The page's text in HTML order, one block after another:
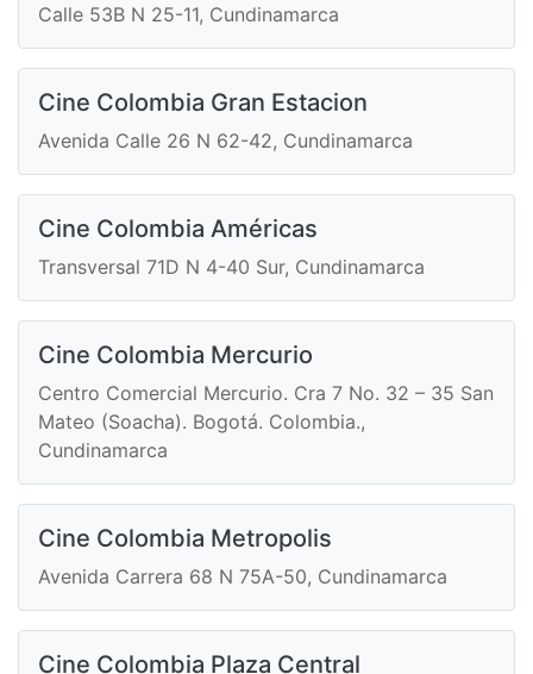
Calle 53B N 25-11, Cundinamarca
Cine Colombia Gran Estacion
Avenida Calle 26 N 62-42, Cundinamarca
Cine Colombia Américas
Transversal 71D N 4-40 Sur, Cundinamarca
Cine Colombia Mercurio
Centro Comercial Mercurio. Cra 7 No. 32 – 35 San
Mateo (Soacha). Bogotá. Colombia.,
Cundinamarca
Cine Colombia Metropolis
Avenida Carrera 68 N 75A-50, Cundinamarca
Cine Colombia Plaza Central